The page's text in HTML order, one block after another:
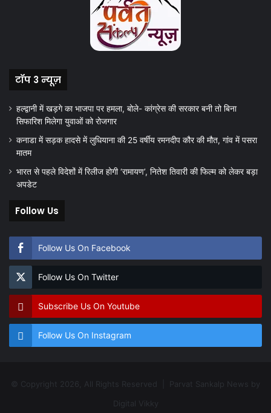
टॉप 3 न्यूज़
हल्द्वानी में खड़गे का भाजपा पर हमला, बोले- कांग्रेस की सरकार बनी तो बिना
सिफारिश मिलेगा युवाओं को रोजगार
कनाडा में सड़क हादसे में लुधियाना की 25 वर्षीय रमनदीप कौर की मौत, गांव में पसरा
मातम
भारत से पहले विदेशों में रिलीज होगी ‘रामायण’, नितेश तिवारी की फिल्म को लेकर बड़ा
अपडेट
Follow Us
Follow Us On Facebook
Follow Us On Twitter
Subscribe Us On Youtube
Follow Us On Instagram
© Copyright 2026, All Rights Reserved | Parvat Sankalp News by
Digital Vikky